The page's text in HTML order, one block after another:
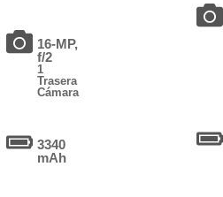
16-MP,
f/2
1
Trasera
Cámara
3340
mAh